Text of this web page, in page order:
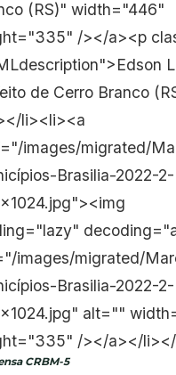
(RS)" width="446"
/></a><p
de Cerro Branco
li><li><a
images/migrated/
Brasilia-2022-2-
images/migrated/
Brasilia-2022-2-
alt=""
/></a></
CRBM-5